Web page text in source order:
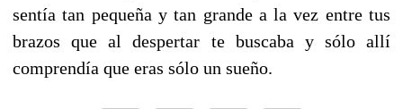
sentía tan pequeña y tan grande a la vez entre tus
brazos que al despertar te buscaba y sólo allí
comprendía que eras sólo un sueño.